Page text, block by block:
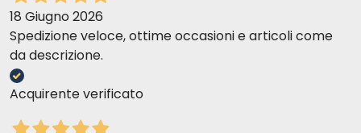
18 Giugno 2026
Spedizione veloce, ottime occasioni e articoli come
da descrizione.
Acquirente verificato